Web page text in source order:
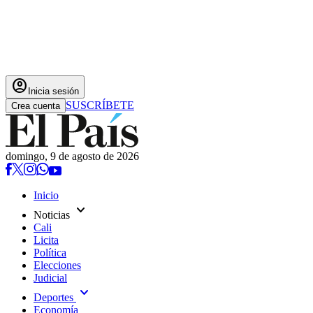
account_circle Inicia sesión
Crea cuenta SUSCRÍBETE
domingo, 9 de agosto de 2026
Inicio
Noticias expand_more
Cali
Licita
Política
Elecciones
Judicial
Deportes expand_more
Economía